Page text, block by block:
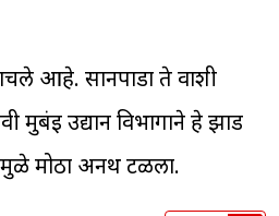
आहे. सानपाडा ते वाशी
मुबंई उद्यान विभागाने हे झाड
मोठा अनर्थ टळला.